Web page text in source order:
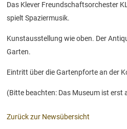
Das Klever Freundschaftsorchester
spielt Spaziermusik.
Kunstausstellung wie oben. Der
Garten.
Eintritt über die Gartenpforte an der
(Bitte beachten: Das Museum ist erst
Zurück zur Newsübersicht